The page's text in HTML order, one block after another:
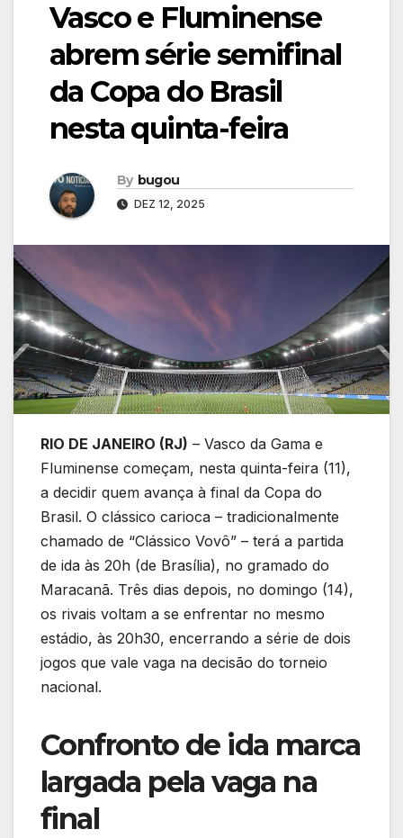
Vasco e Fluminense
abrem série semifinal
da Copa do Brasil
nesta quinta-feira
By bugou
DEZ 12, 2025
RIO DE JANEIRO (RJ) – Vasco da Gama e
Fluminense começam, nesta quinta-feira (11),
a decidir quem avança à final da Copa do
Brasil. O clássico carioca – tradicionalmente
chamado de “Clássico Vovô” – terá a partida
de ida às 20h (de Brasília), no gramado do
Maracanã. Três dias depois, no domingo (14),
os rivais voltam a se enfrentar no mesmo
estádio, às 20h30, encerrando a série de dois
jogos que vale vaga na decisão do torneio
nacional.
Confronto de ida marca
largada pela vaga na
final